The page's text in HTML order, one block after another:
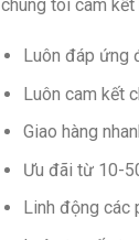
chúng tôi cam
Luôn đáp ứng
Luôn cam kết
Giao hàng
Ưu đãi từ 10-
Linh động các